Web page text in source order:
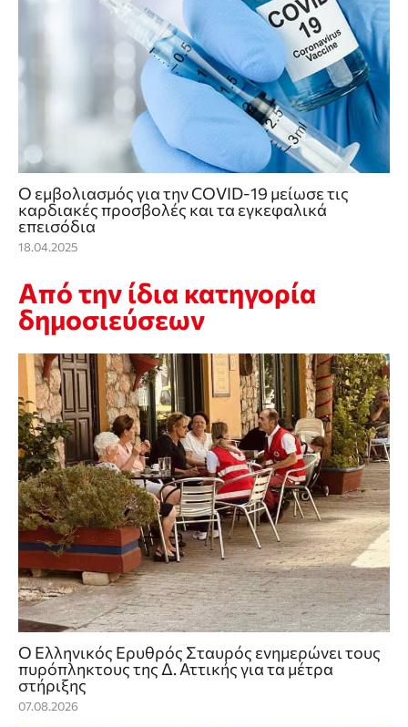
Ο εμβολιασμός για την COVID-19 μείωσε τις
καρδιακές προσβολές και τα εγκεφαλικά
επεισόδια
18.04.2025
Από την ίδια κατηγορία
δημοσιεύσεων
Ο Ελληνικός Ερυθρός Σταυρός ενημερώνει τους
πυρόπληκτους της Δ. Αττικής για τα μέτρα
στήριξης
07.08.2026